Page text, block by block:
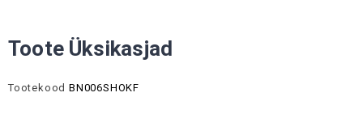
Toote Üksikasjad
Tootekood BN006SHOKF